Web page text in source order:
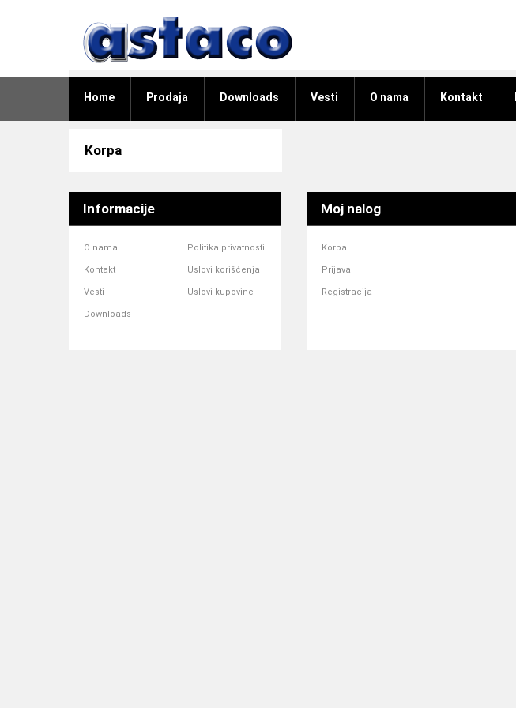
Home Prodaja Downloads Vesti O nama Kontakt
Korpa
Informacije
O nama
Kontakt
Vesti
Downloads
Politika privatnosti
Uslovi korišćenja
Uslovi kupovine
Moj nalog
Korpa
Prijava
Registracija